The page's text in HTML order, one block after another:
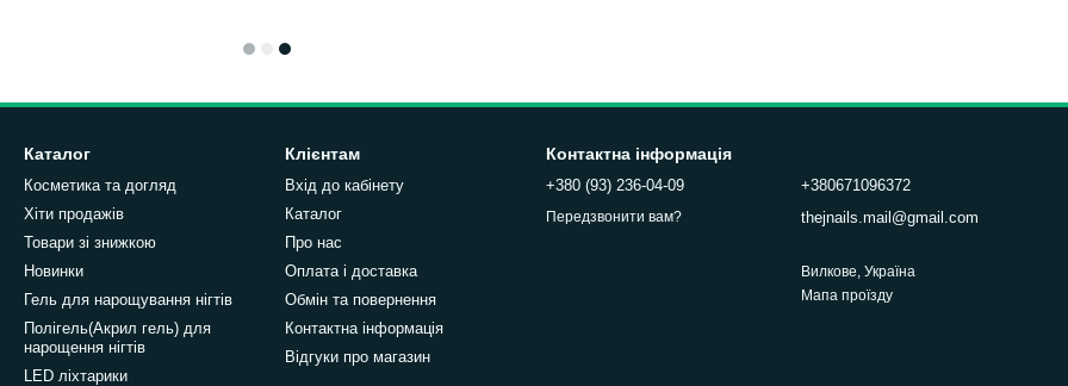
Каталог
Косметика та догляд
Хіти продажів
Товари зі знижкою
Новинки
Гель для нарощування нігтів
Полігель(Акрил гель) для
нарощення нігтів
LED ліхтарики
Клієнтам
Вхід до кабінету
Каталог
Про нас
Оплата і доставка
Обмін та повернення
Контактна інформація
Відгуки про магазин
Контактна інформація
+380 (93) 236-04-09
Передзвонити вам?
+380671096372
thejnails.mail@gmail.com
Вилкове, Україна
Мапа проїзду